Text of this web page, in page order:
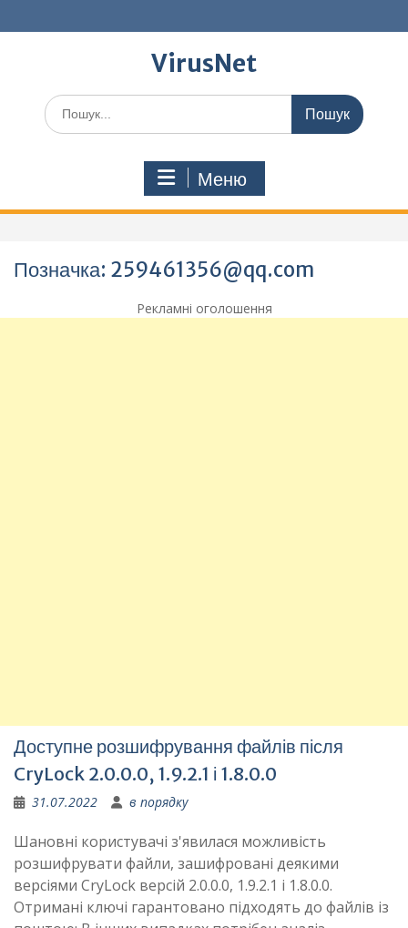
до
VirusNet
Шукати:
Меню
Позначка: 259461356@qq.com
Рекламні оголошення
Доступне розшифрування файлів після
CryLock 2.0.0.0, 1.9.2.1 і 1.8.0.0
31.07.2022 в порядку
Шановні користувачі з'явилася можливість
розшифрувати файли, зашифровані деякими
версіями CryLock версій 2.0.0.0, 1.9.2.1 і 1.8.0.0.
Отримані ключі гарантовано підходять до файлів із